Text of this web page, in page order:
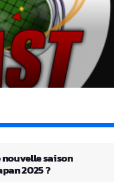
nouvelle saison
2025 ?